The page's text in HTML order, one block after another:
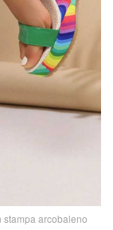
stampa arcobaleno